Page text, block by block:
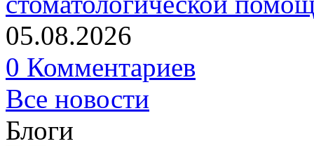
05.08.2026
0 Комментариев
Все новости
Блоги